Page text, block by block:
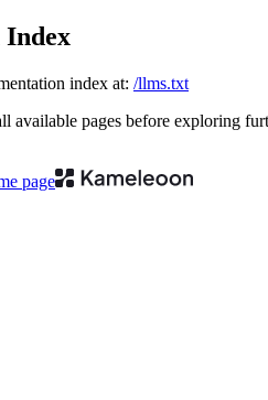
Index
index at: /llms.txt
available pages before exploring
page